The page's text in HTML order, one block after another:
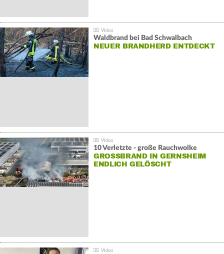
Waldbrand bei Bad Schwalbach
NEUER BRANDHERD ENTDECKT
10 Verletzte - große Rauchwolke
GROSSBRAND IN GERNSHEIM E
NDLICH GELÖSCHT